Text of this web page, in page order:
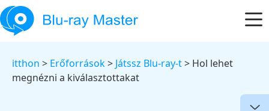
itthon > Erőforrások> Játssz Blu-ray-t> Hol lehet
megnézni a kiválasztottakat